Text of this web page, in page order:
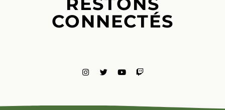
CONNECTÉS